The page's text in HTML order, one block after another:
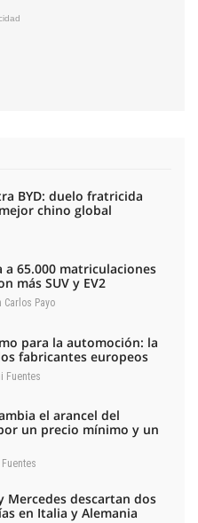
BYD: duelo fratricida
chino global
a 65.000 matriculaciones
más SUV y EV2
Carlos Payo
para la automoción: la
fabricantes europeos
Fuentes
el arancel del
un precio mínimo y un
Mercedes descartan dos
en Italia y Alemania